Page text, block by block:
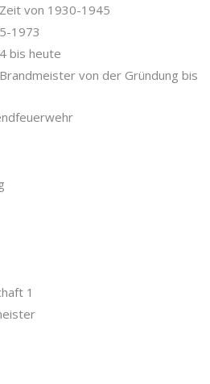
von 1930-1945
1973
bis heute
von der Gründung bis
1